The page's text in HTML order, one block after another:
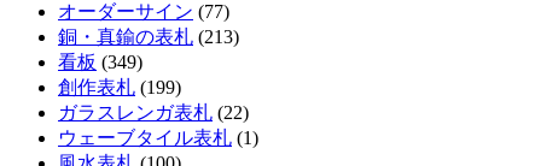
オーダーサイン (77)
銅・真鍮の表札 (213)
看板 (349)
創作表札 (199)
ガラスレンガ表札 (22)
ウェーブタイル表札 (1)